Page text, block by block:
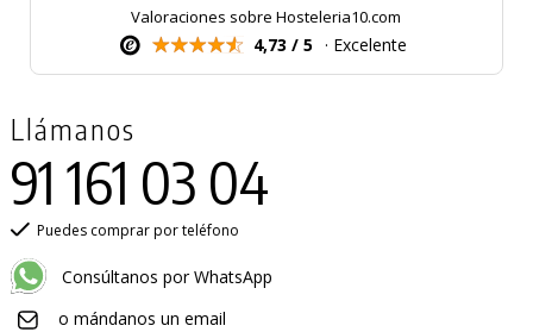
Valoraciones sobre Hosteleria10.com
4,73 / 5 · Excelente
Llámanos
91 161 03 04
Puedes comprar por teléfono
Consúltanos por WhatsApp
o mándanos un email